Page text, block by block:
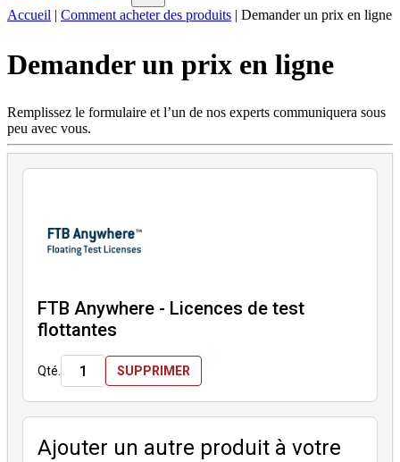
Produits
Soutien
Services
Acheter
Ressources
S'enregistrer
Se
connecter
Emploi
Fournisseurs
Accueil | Comment acheter des produits | Demander un prix en ligne
Demander un prix en ligne
Remplissez le formulaire et l’un de nos experts communiquera sous
peu avec vous.
FTB Anywhere - Licences de test
flottantes
Qté. SUPPRIMER
Ajouter un autre produit à votre